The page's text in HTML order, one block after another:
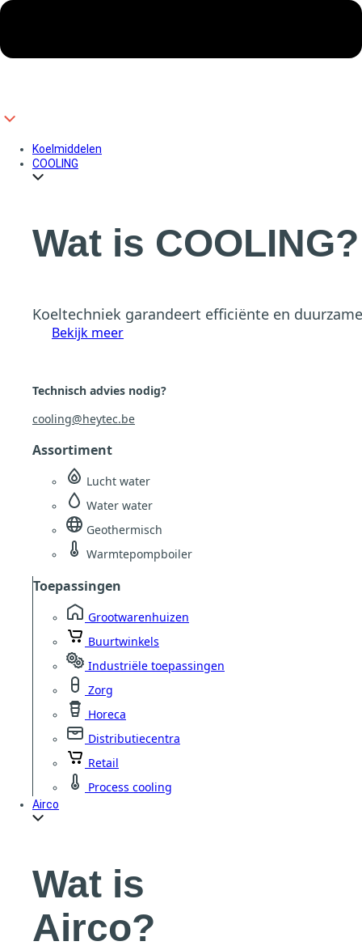
Koelmiddelen
COOLING
Wat is COOLING?
Koeltechniek garandeert efficiënte en
Bekijk meer
Technisch advies nodig?
cooling@heytec.be
Assortiment
Lucht water
Water water
Geothermisch
Warmtepompboiler
Toepassingen
Grootwarenhuizen
Buurtwinkels
Industriële toepassingen
Zorg
Horeca
Distributiecentra
Retail
Process cooling
Airco
Wat is
Airco?